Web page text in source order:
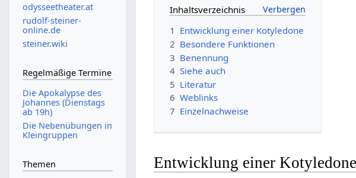
Inhaltsverzeichnis
1 Entwicklung einer Kotyledone
2 Besondere Funktionen
3 Benennung
4 Siehe auch
5 Literatur
6 Weblinks
7 Einzelnachweise
Entwicklung einer Kotyledone
odysseetheater.at
rudolf-steiner-
online.de
steiner.wiki
Regelmäßige Termine
Die Apokalypse des
Johannes (Dienstags
ab 19h)
Die Nebenübungen in
Kleingruppen
Themen